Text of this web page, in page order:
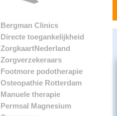
Bergman Clinics
Directe toegankelijkheid
ZorgkaartNederland
Zorgverzekeraars
Footmore podotherapie
Osteopathie Rotterdam
Manuele therapie
Permsal Magnesium